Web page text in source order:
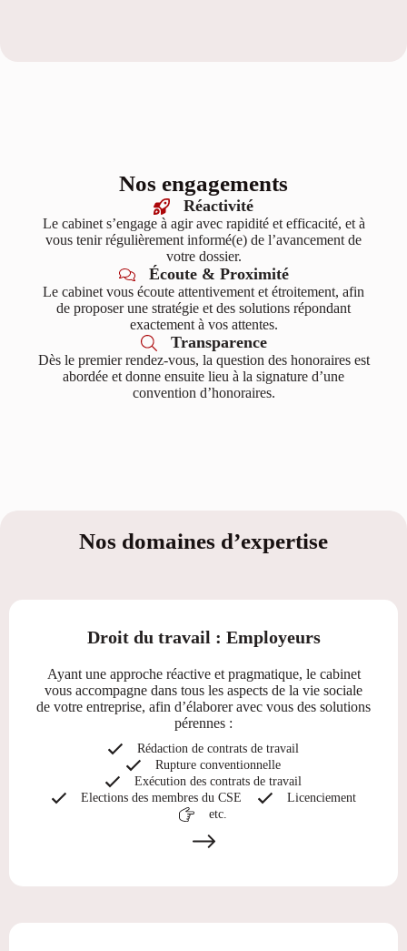
Nos engagements
Réactivité
Le cabinet s’engage à agir avec rapidité et efficacité, et à
vous tenir régulièrement informé(e) de l’avancement de
votre dossier.
Écoute & Proximité
Le cabinet vous écoute attentivement et étroitement, afin
de proposer une stratégie et des solutions répondant
exactement à vos attentes.
Transparence
Dès le premier rendez-vous, la question des honoraires est
abordée et donne ensuite lieu à la signature d’une
convention d’honoraires.
Nos domaines d’expertise
Droit du travail : Employeurs
Ayant une approche réactive et pragmatique, le cabinet
vous accompagne dans tous les aspects de la vie sociale
de votre entreprise, afin d’élaborer avec vous des solutions
pérennes :
Rédaction de contrats de travail
Rupture conventionnelle
Exécution des contrats de travail
Elections des membres du CSE
Licenciement
etc.